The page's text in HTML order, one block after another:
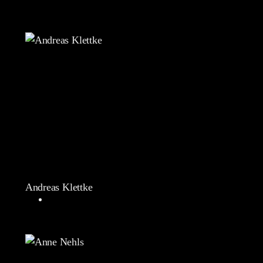
Andreas Klettke